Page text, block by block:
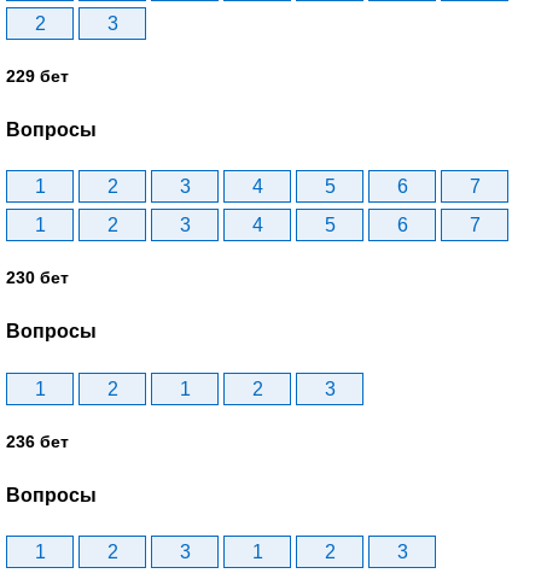
2
3
229 бет
Вопросы
1 2 3 4 5 6
7
1
2 3 4 5 6 7
230 бет
Вопросы
1 2 1 2 3
236 бет
Вопросы
1 2 3 1 2 3